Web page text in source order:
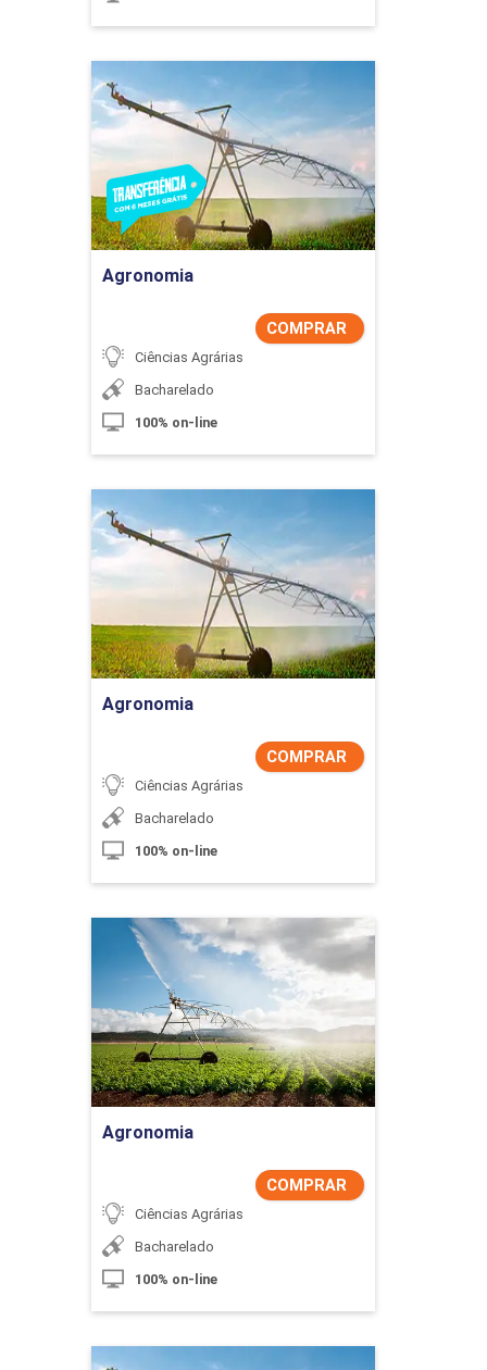
Agronomia
COMPRAR
Ciências Agrárias
Bacharelado
100% on-line
Agronomia
Detalhes do curso
Comprar Agora
Agronomia
COMPRAR
Ciências Agrárias
Bacharelado
100% on-line
Agronomia
Detalhes do curso
Comprar Agora
Agronomia
COMPRAR
Ciências Agrárias
Bacharelado
100% on-line
Agronomia
Detalhes do curso
Comprar Agora